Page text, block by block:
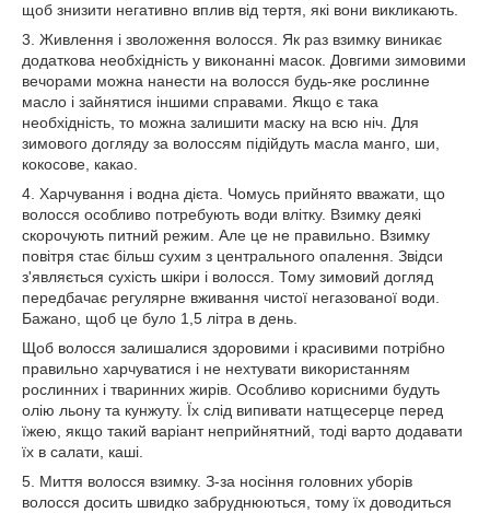
щоб знизити негативно вплив від тертя, які вони викликають.
3. Живлення і зволоження волосся. Як раз взимку виникає
додаткова необхідність у виконанні масок. Довгими зимовими
вечорами можна нанести на волосся будь-яке рослинне
масло і зайнятися іншими справами. Якщо є така
необхідність, то можна залишити маску на всю ніч. Для
зимового догляду за волоссям підійдуть масла манго, ши,
кокосове, какао.
4. Харчування і водна дієта. Чомусь прийнято вважати, що
волосся особливо потребують води влітку. Взимку деякі
скорочують питний режим. Але це не правильно. Взимку
повітря стає більш сухим з центрального опалення. Звідси
з'являється сухість шкіри і волосся. Тому зимовий догляд
передбачає регулярне вживання чистої негазованої води.
Бажано, щоб це було 1,5 літра в день.
Щоб волосся залишалися здоровими і красивими потрібно
правильно харчуватися і не нехтувати використанням
рослинних і тваринних жирів. Особливо корисними будуть
олію льону та кунжуту. Їх слід випивати натщесерце перед
їжею, якщо такий варіант неприйнятний, тоді варто додавати
їх в салати, каші.
5. Миття волосся взимку. З-за носіння головних уборів
волосся досить швидко забруднюються, тому їх доводиться